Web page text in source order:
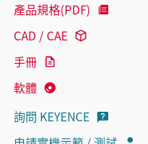
產品規格(PDF)
CAD / CAE
手冊
軟體
詢問 KEYENCE